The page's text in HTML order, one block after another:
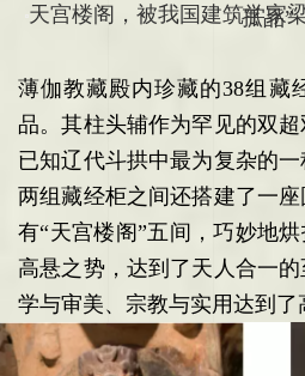
天宫楼阁，被我国建筑学家
孤品”
薄伽教藏殿内珍藏的38组藏
品。其柱头辅作为罕见的双
已知辽代斗拱中最为复杂的
两组藏经柜之间还搭建了一
有“天宫楼阁”五间，巧妙地
高悬之势，达到了天人合一
学与审美、宗教与实用达到了